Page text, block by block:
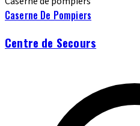
Caserne De Pompiers
Centre de Secours